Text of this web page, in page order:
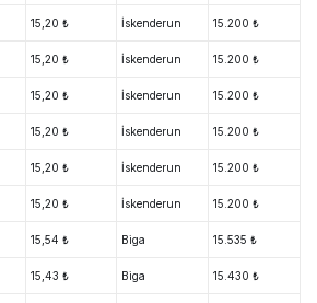
15,20 ₺ İskenderun 15.200 ₺
15,20 ₺ İskenderun 15.200 ₺
15,20 ₺ İskenderun 15.200 ₺
15,20 ₺ İskenderun 15.200 ₺
15,20 ₺ İskenderun 15.200 ₺
15,20 ₺ İskenderun 15.200 ₺
15,54 ₺ Biga 15.535 ₺
15,43 ₺ Biga 15.430 ₺